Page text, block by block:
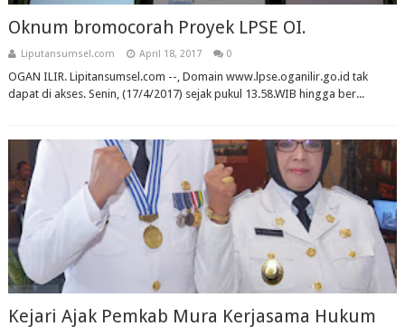
Oknum bromocorah Proyek LPSE OI.
Liputansumsel.com April 18, 2017 0
OGAN ILIR. Lipitansumsel.com --, Domain www.lpse.oganilir.go.id tak
dapat di akses. Senin, (17/4/2017) sejak pukul 13.58.WIB hingga ber...
Kejari Ajak Pemkab Mura Kerjasama Hukum